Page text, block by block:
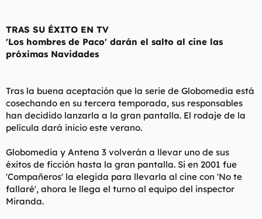
t
e
m
o
TRAS SU ÉXITO EN TV
'Los hombres de Paco' darán el salto al cine las
próximas Navidades
Tras la buena aceptación que la serie de Globomedia está
cosechando en su tercera temporada, sus responsables
han decidido lanzarla a la gran pantalla. El rodaje de la
película dará inicio este verano.
Globomedia y Antena 3 volverán a llevar uno de sus
éxitos de ficción hasta la gran pantalla. Si en 2001 fue
'Compañeros' la elegida para llevarla al cine con 'No te
fallaré', ahora le llega el turno al equipo del inspector
Miranda.